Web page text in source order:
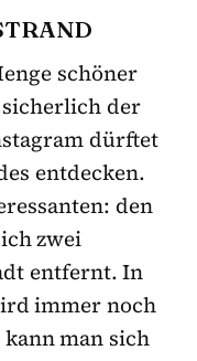
schöner
der
dürftet
entdecken.
den
zwei
entfernt. In
immer noch
man sich